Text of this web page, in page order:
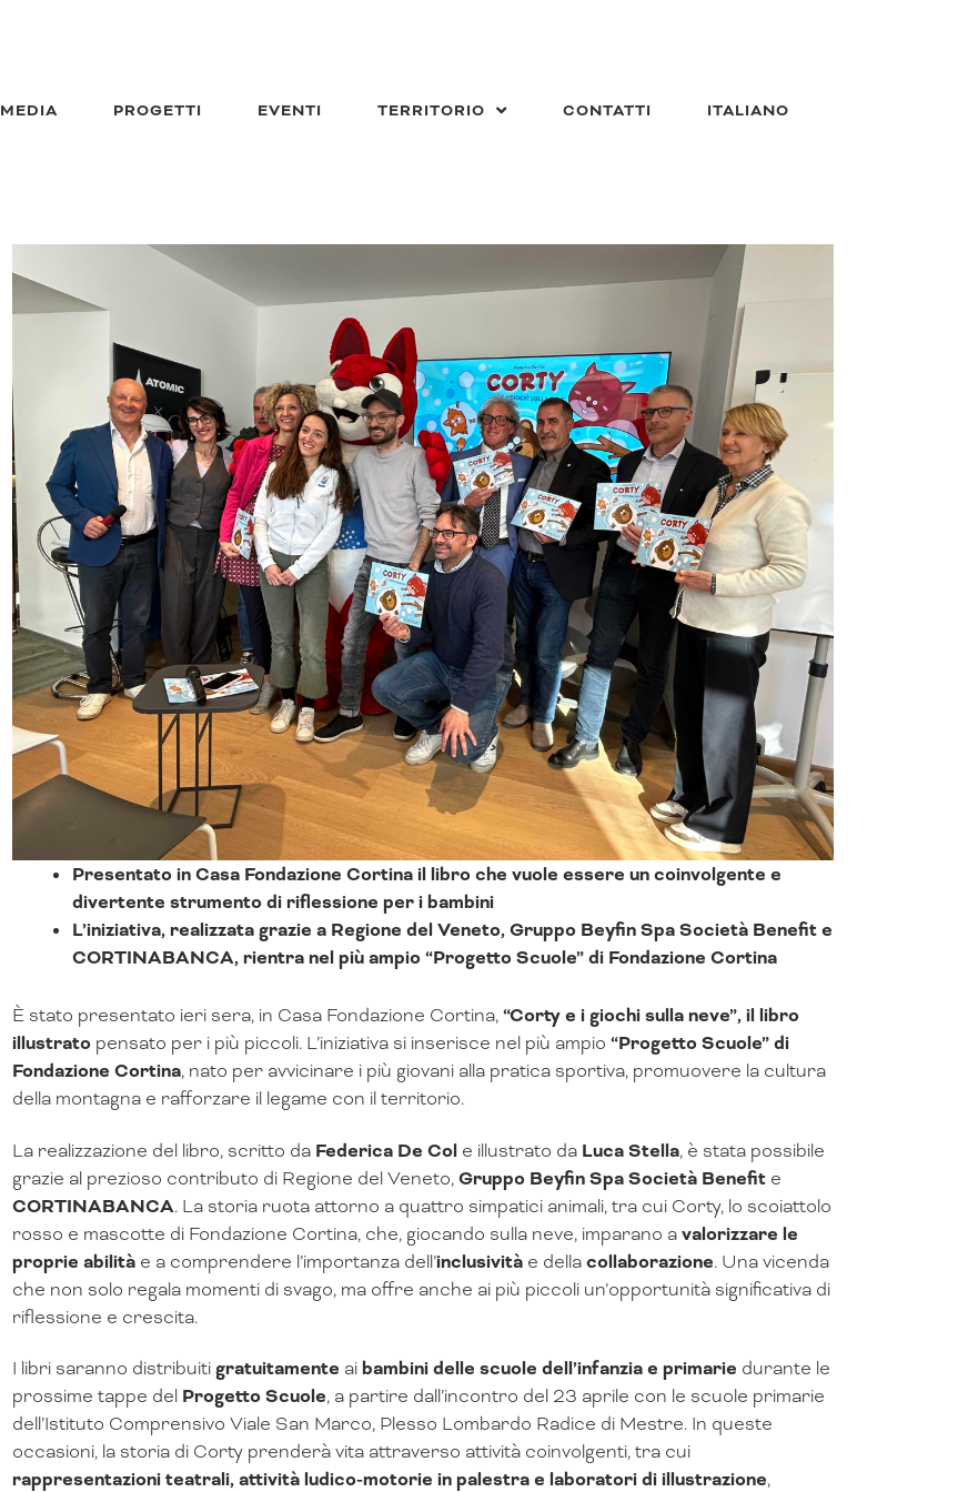
MEDIA PROGETTI EVENTI TERRITORIO CONTATTI ITALIANO
Presentato in Casa Fondazione Cortina il libro che vuole essere un coinvolgente e
divertente strumento di riflessione per i bambini
L’iniziativa, realizzata grazie a Regione del Veneto, Gruppo Beyfin Spa Società Benefit e
CORTINABANCA, rientra nel più ampio “Progetto Scuole” di Fondazione Cortina
È stato presentato ieri sera, in Casa Fondazione Cortina,“Corty e i giochi sulla neve”, il libro
illustratopensato per i più piccoli. L’iniziativa si inserisce nel più ampio “Progetto Scuole” di
Fondazione Cortina, nato per avvicinare i più giovani alla pratica sportiva, promuovere la cultura
della montagna e rafforzare il legame con il territorio.
La realizzazione del libro, scritto da Federica De Col e illustrato da Luca Stella, è stata possibile
grazie al prezioso contributo di Regione del Veneto,Gruppo Beyfin Spa Società Benefite
CORTINABANCA. La storia ruota attorno a quattro simpatici animali, tra cui Corty, lo scoiattolo
rosso e mascotte di Fondazione Cortina, che, giocando sulla neve, imparano avalorizzare le
proprie abilitàe a comprendere l’importanza dell’inclusivitàe dellacollaborazione. Una vicenda
che non solo regala momenti di svago, ma offre anche ai più piccoli un’opportunità significativa di
riflessione e crescita.
I libri saranno distribuitigratuitamente aibambini delle scuole dell’infanzia e primarie durante le
prossime tappe del Progetto Scuole, a partire dall’incontro del 23 aprile con le scuole primarie
dell’Istituto Comprensivo Viale San Marco, Plesso Lombardo Radice di Mestre. In queste
occasioni, la storia di Corty prenderà vita attraverso attività coinvolgenti, tra cui
rappresentazioni teatrali, attività ludico-motorie in palestra e laboratori di illustrazione,